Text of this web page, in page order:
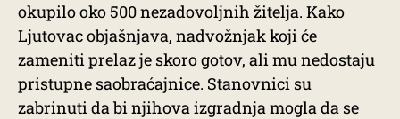
okupilo oko 500 nezadovoljnih žitelja. Kako
Ljutovac objašnjava, nadvožnjak koji će
zameniti prelaz je skoro gotov, ali mu nedostaju
pristupne saobraćajnice. Stanovnici su
zabrinuti da bi njihova izgradnja mogla da se